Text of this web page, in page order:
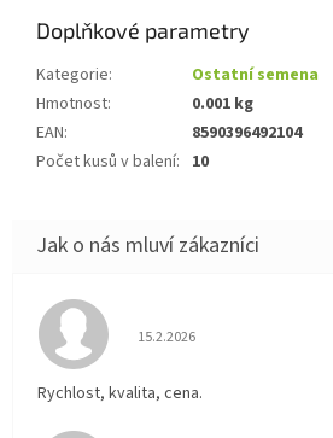
Doplňkové parametry
Kategorie:
Ostatní semena
Hmotnost:
0.001 kg
EAN:
8590396492104
Počet kusů v balení: 10
Hodnocení obchodu je 5 z
15.2.2026
Rychlost, kvalita, cena.